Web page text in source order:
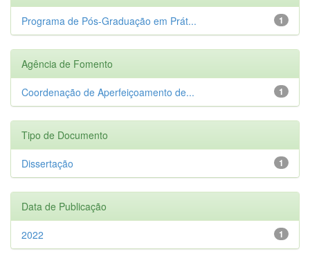
1
Programa de Pós-Graduação em Prát...
Agência de Fomento
1
Coordenação de Aperfeiçoamento de...
Tipo de Documento
1
Dissertação
Data de Publicação
1
2022